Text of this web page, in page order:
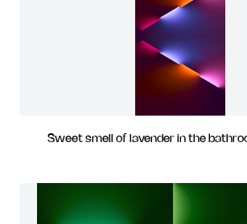
Sweet smell of lavender in the